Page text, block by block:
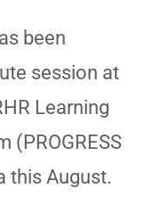
been
session at
Learning
(PROGRESS
this August.